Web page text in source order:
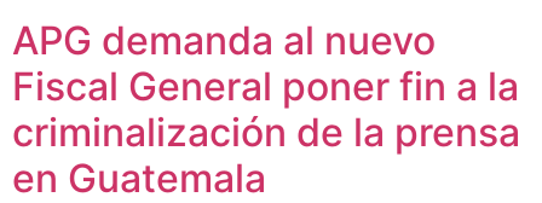
APG demanda al nuevo
Fiscal General poner fin a la
criminalización de la prensa
en Guatemala